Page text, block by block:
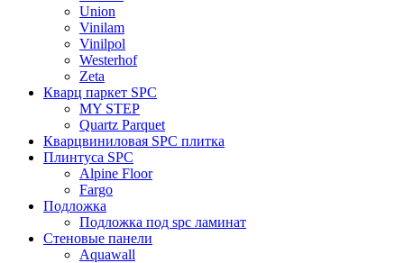
Union
Vinilam
Vinilpol
Westerhof
Zeta
Кварц паркет SPC
MY STEP
Quartz Parquet
Кварцвиниловая SPC плитка
Плинтуса SPC
Alpine Floor
Fargo
Подложка
Подложка под spc ламинат
Стеновые панели
Aquawall